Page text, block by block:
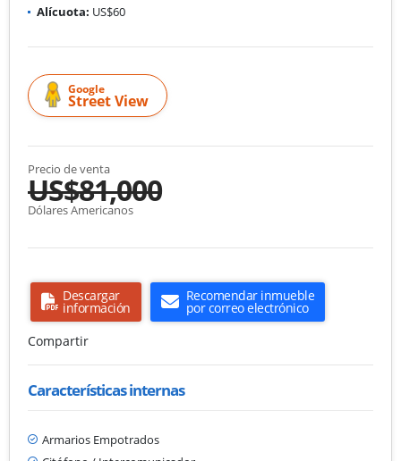
Alícuota: US$60
Google
Street View
Precio de venta
US$81,000
Dólares Americanos
Descargar
información
Recomendar inmueble
por correo electrónico
Compartir
Características internas
Armarios Empotrados